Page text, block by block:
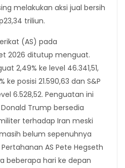
melakukan aksi jual bersih
triliun.
(AS) pada
2026 ditutup menguat.
2,49% ke level 46.341,51,
ke posisi 21.590,63 dan S&P
6.528,52. Penguatan ini
Trump bersedia
terhadap Iran meski
belum sepenuhnya
AS Pete Hegseth
beberapa hari ke depan